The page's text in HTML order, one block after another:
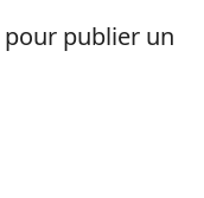
pour publier un